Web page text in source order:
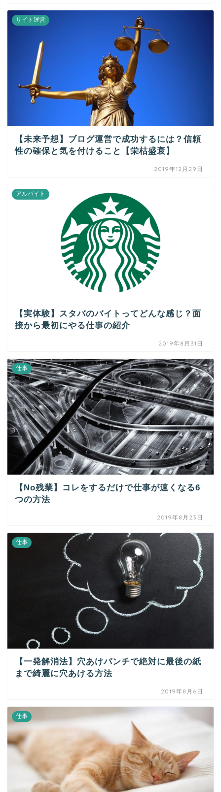
サイト運営
【未来予想】ブログ運営で成功するには？信頼
性の確保と気を付けること【栄枯盛衰】
2019年12月29日
アルバイト
【実体験】スタバのバイトってどんな感じ？面
接から最初にやる仕事の紹介
2019年8月31日
仕事
【No残業】コレをするだけで仕事が速くなる6
つの方法
2019年8月23日
仕事
【一発解消法】穴あけパンチで絶対に最後の紙
まで綺麗に穴あける方法
2019年8月6日
仕事